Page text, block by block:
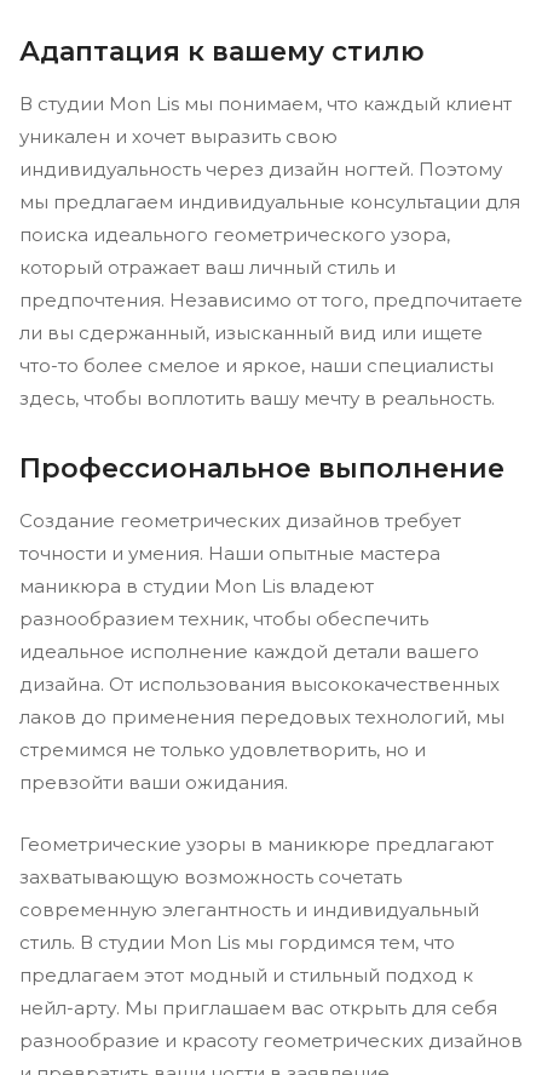
Адаптация к вашему стилю
В студии Mon Lis мы понимаем, что каждый клиент
уникален и хочет выразить свою
индивидуальность через дизайн ногтей. Поэтому
мы предлагаем индивидуальные консультации для
поиска идеального геометрического узора,
который отражает ваш личный стиль и
предпочтения. Независимо от того, предпочитаете
ли вы сдержанный, изысканный вид или ищете
что-то более смелое и яркое, наши специалисты
здесь, чтобы воплотить вашу мечту в реальность.
Профессиональное выполнение
Создание геометрических дизайнов требует
точности и умения. Наши опытные мастера
маникюра в студии Mon Lis владеют
разнообразием техник, чтобы обеспечить
идеальное исполнение каждой детали вашего
дизайна. От использования высококачественных
лаков до применения передовых технологий, мы
стремимся не только удовлетворить, но и
превзойти ваши ожидания.
Геометрические узоры в маникюре предлагают
захватывающую возможность сочетать
современную элегантность и индивидуальный
стиль. В студии Mon Lis мы гордимся тем, что
предлагаем этот модный и стильный подход к
нейл-арту. Мы приглашаем вас открыть для себя
разнообразие и красоту геометрических дизайнов